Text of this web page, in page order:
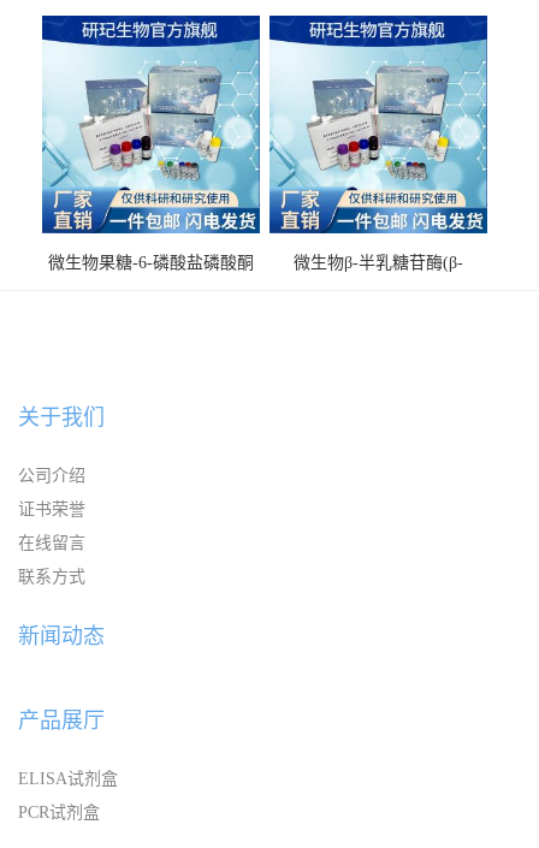
微生物果糖-6-磷酸盐磷酸酮
微生物β-半乳糖苷酶(β-
关于我们
公司介绍
证书荣誉
在线留言
联系方式
新闻动态
产品展厅
ELISA试剂盒
PCR试剂盒